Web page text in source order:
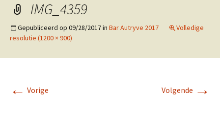
IMG_4359
Gepubliceerd op 09/28/2017in Bar Autryve 2017
Volledige
resolutie (1200 × 900)
← Vorige Volgende →